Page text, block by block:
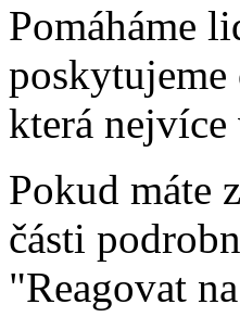
Pomáháme
která nejvíce
Pokud máte
části
"Reagovat